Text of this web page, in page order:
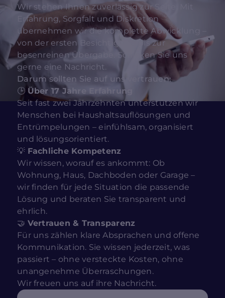
Wir stehen Ihnen zuverlässig zur Seite. Mit
Erfahrung, Sorgfalt und Diskretion
übernehmen wir die komplette Abwicklung –
von der ersten Besichtigung bis zur
besenreinen Übergabe. Schicken Sie uns
gerne eine Nachricht.
Darum sollten Sie auf uns vertrauen:
🕒 Über 17 Jahre Erfahrung
Seit fast zwei Jahrzehnten unterstützen wir
Menschen bei Haushaltsauflösungen und
Entrümpelungen – einfühlsam, organisiert
und lösungsorientiert.
💡 Fachliche Kompetenz
Wir wissen, worauf es ankommt: Ob
Wohnung, Haus, Dachboden oder Garage –
wir finden für jede Situation die passende
Lösung und beraten Sie transparent und
ehrlich.
🤝 Vertrauen & Transparenz
Für uns zählen klare Absprachen und offene
Kommunikation. Sie wissen jederzeit, was
passiert – ohne versteckte Kosten, ohne
unangenehme Überraschungen.
Wir freuen uns auf ihre Nachricht.